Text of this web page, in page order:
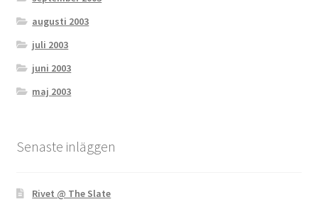
augusti 2003
juli 2003
juni 2003
maj 2003
Senaste inläggen
Rivet @ The Slate